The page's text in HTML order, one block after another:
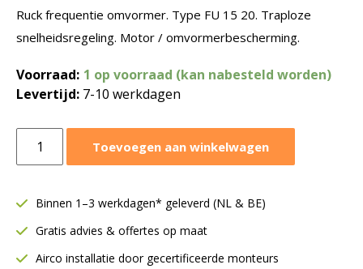
Ruck frequentie omvormer. Type FU 15 20. Traploze
snelheidsregeling. Motor / omvormerbescherming.
Voorraad: 1 op voorraad (kan nabesteld worden)
Levertijd: 7-10 werkdagen
frequentie
ventilator
model:
Toevoegen aan winkelwagen
Binnen 1–3 werkdagen* geleverd (NL & BE)
Gratis advies & offertes op maat
Airco installatie door gecertificeerde monteurs